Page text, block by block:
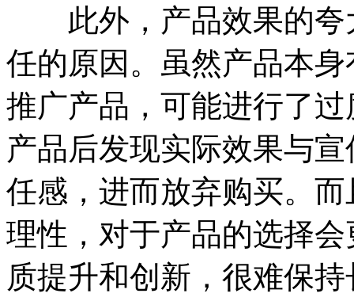
此外，产品效果的夸
任的原因。虽然产品本
推广产品，可能进行了
产品后发现实际效果与
任感，进而放弃购买。
理性，对于产品的选择
质提升和创新，很难保